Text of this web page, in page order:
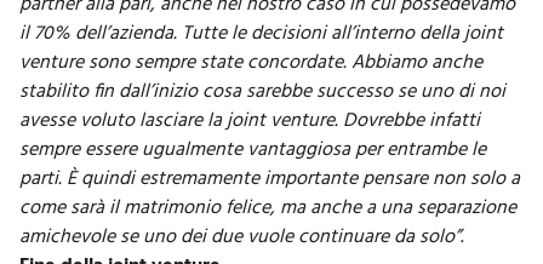
il 70% dell’azienda. Tutte le decisioni all’interno della joint
venture sono sempre state concordate. Abbiamo anche
stabilito fin dall’inizio cosa sarebbe successo se uno di noi
avesse voluto lasciare la joint venture. Dovrebbe infatti
sempre essere ugualmente vantaggiosa per entrambe le
parti. È quindi estremamente importante pensare non solo a
come sarà il matrimonio felice, ma anche a una separazione
amichevole se uno dei due vuole continuare da solo”.